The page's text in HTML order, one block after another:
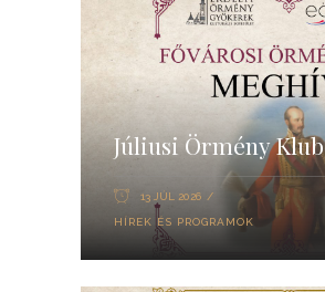
Júliusi Örmény Klub
13 JÚL 2026
HÍREK ÉS PROGRAMOK